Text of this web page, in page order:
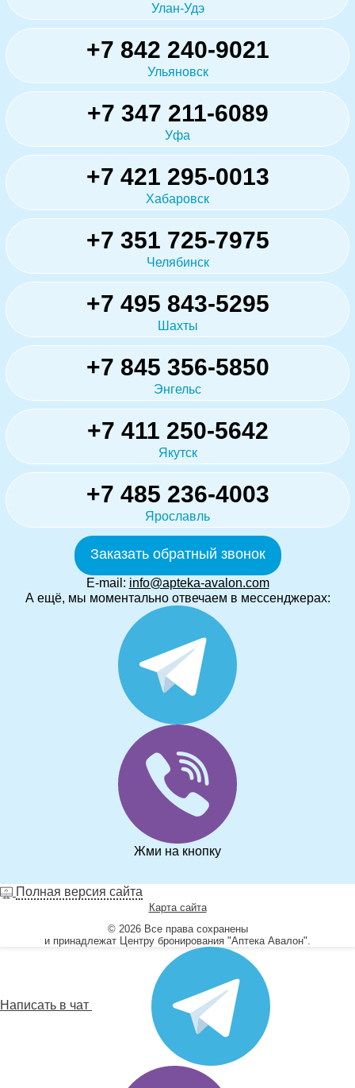
Улан-Удэ
+7 842 240-9021
Ульяновск
+7 347 211-6089
Уфа
+7 421 295-0013
Хабаровск
+7 351 725-7975
Челябинск
+7 495 843-5295
Шахты
+7 845 356-5850
Энгельс
+7 411 250-5642
Якутск
+7 485 236-4003
Ярославль
Заказать обратный звонок
E-mail: info@apteka-avalon.com
А ещё, мы моментально отвечаем в мессенджерах:
Жми на кнопку
Полная версия сайта
Карта сайта
© 2026 Все права сохранены
и принадлежат Центру бронирования "Аптека Авалон".
Написать в чат